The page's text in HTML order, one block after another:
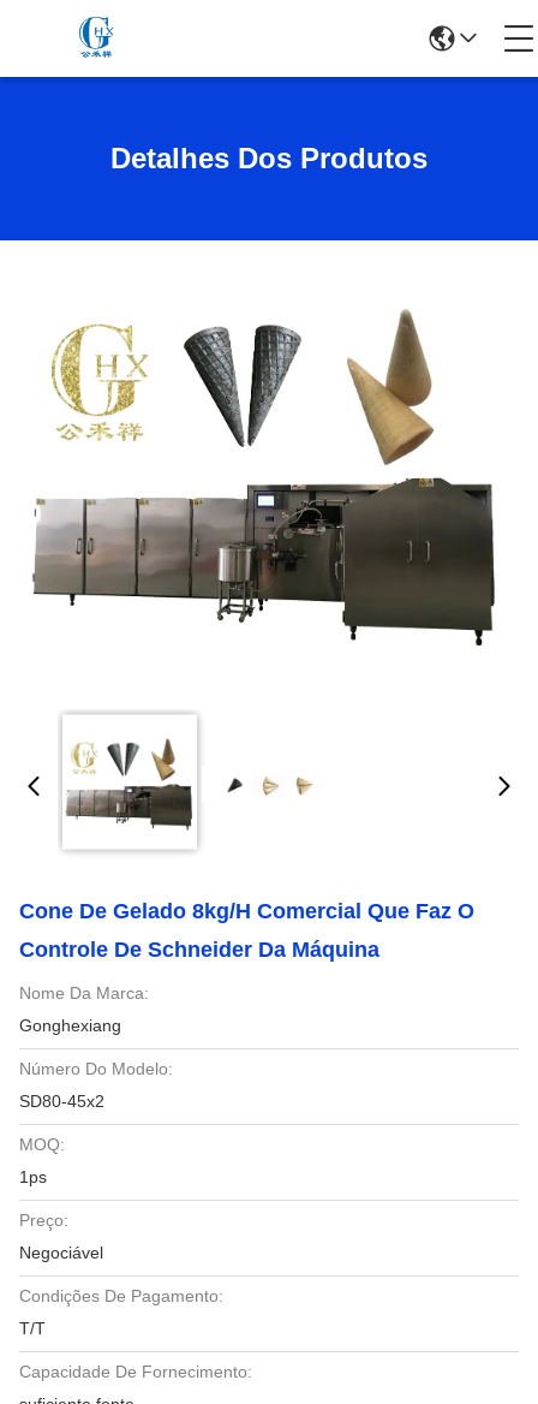
Detalhes Dos Produtos
Cone De Gelado 8kg/H Comercial Que Faz O
Controle De Schneider Da Máquina
Nome Da Marca:
Gonghexiang
Número Do Modelo:
SD80-45x2
MOQ:
1ps
Preço:
Negociável
Condições De Pagamento:
T/T
Capacidade De Fornecimento: